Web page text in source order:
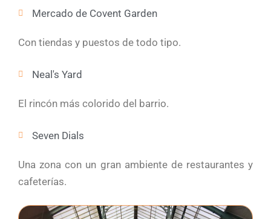
Mercado de Covent Garden
Con tiendas y puestos de todo tipo.
Neal's Yard
El rincón más colorido del barrio.
Seven Dials
Una zona con un gran ambiente de restaurantes y
cafeterías.